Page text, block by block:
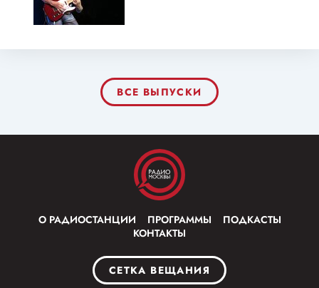
ВСЕ ВЫПУСКИ
О РАДИОСТАНЦИИ ПРОГРАММЫ
ПОДКАСТЫ
КОНТАКТЫ
СЕТКА ВЕЩАНИЯ